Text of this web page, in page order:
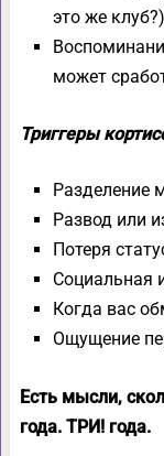
это же клуб?)
может
Триггеры
Разделение
Развод или
Потеря
Социальная
Когда вас
Ощущение
Есть мысли,
года. ТРИ! года.